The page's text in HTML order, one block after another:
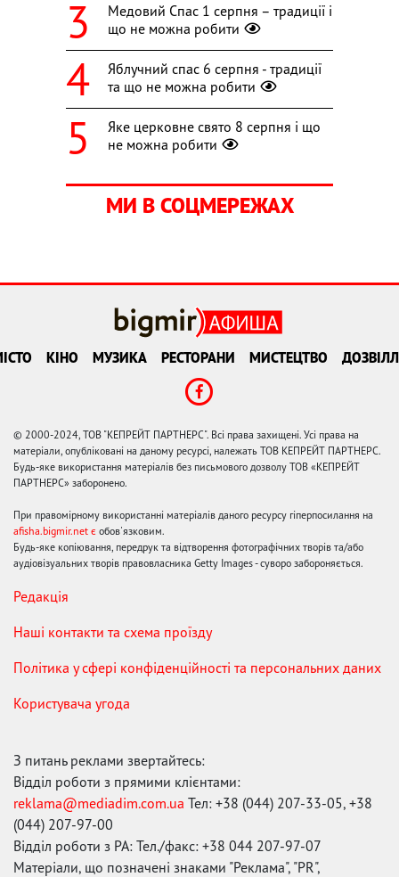
Медовий Спас 1 серпня – традиції і
що не можна робити
Яблучний спас 6 серпня - традиції
та що не можна робити
Яке церковне свято 8 серпня і що
не можна робити
МИ В СОЦМЕРЕЖАХ
КІНО МУЗИКА РЕСТОРАНИ МИСТЕЦТВО
© 2000-2024, ТОВ "КЕПРЕЙТ ПАРТНЕРС". Всі права захищені. Усі права на
матеріали, опубліковані на даному ресурсі, належать ТОВ КЕПРЕЙТ ПАРТНЕРС.
Будь-яке використання матеріалів без письмового дозволу ТОВ «КЕПРЕЙТ
ПАРТНЕРС» заборонено.
При правомірному використанні матеріалів даного ресурсу гіперпосилання на
afisha.bigmir.net є обов'язковим.
Будь-яке копіювання, передрук та відтворення фотографічних творів та/або
аудіовізуальних творів правовласника Getty Images - суворо забороняється.
Редакція
Наші контакти та схема проїзду
Політика у сфері конфіденційності та персональних даних
Користувача угода
З питань реклами звертайтесь:
Відділ роботи з прямими клієнтами:
reklama@mediadim.com.ua Тел: +38 (044) 207-33-05, +38
(044) 207-97-00
Відділ роботи з РА: Тел./факс: +38 044 207-97-07
Матеріали, що позначені знаками "Реклама", "PR",